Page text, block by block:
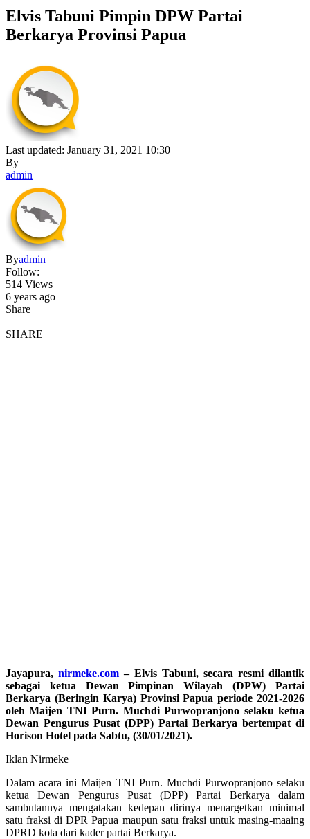
Elvis Tabuni Pimpin DPW Partai
Berkarya Provinsi Papua
Last updated: January 31, 2021 10:30
By
admin
Byadmin
Follow:
514 Views
6 years ago
Share
SHARE
Jayapura, nirmeke.com – Elvis Tabuni, secara resmi dilantik
sebagai ketua Dewan Pimpinan Wilayah (DPW) Partai
Berkarya (Beringin Karya) Provinsi Papua periode 2021-2026
oleh Maijen TNI Purn. Muchdi Purwopranjono selaku ketua
Dewan Pengurus Pusat (DPP) Partai Berkarya bertempat di
Horison Hotel pada Sabtu, (30/01/2021).
Iklan Nirmeke
Dalam acara ini Maijen TNI Purn. Muchdi Purwopranjono selaku
ketua Dewan Pengurus Pusat (DPP) Partai Berkarya dalam
sambutannya mengatakan kedepan dirinya menargetkan minimal
satu fraksi di DPR Papua maupun satu fraksi untuk masing-maaing
DPRD kota dari kader partai Berkarya.